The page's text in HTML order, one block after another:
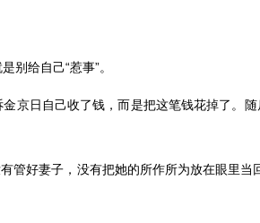
别给自己“惹事”。
京日自己收了钱，而是把这笔钱花掉了。
管好妻子，没有把她的所作所为放在眼里当